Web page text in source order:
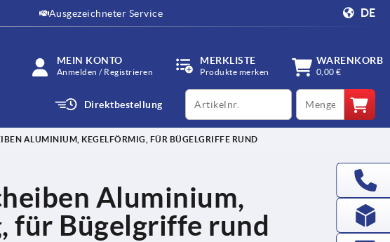
Ausgezeichneter Service DE
MEIN KONTO
Anmelden / Registrieren
MERKLISTE
Produkte merken
WARENKORB
0,00 €
Direktbestellung
productCode qty
ALUMINIUM, KEGELFÖRMIG, FÜR BÜGELGRIFFE RUND
Aluminium,
für Bügelgriffe rund